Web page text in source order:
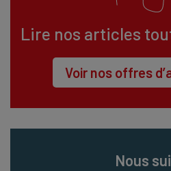
Lire nos articles
Voir nos offres
Nous